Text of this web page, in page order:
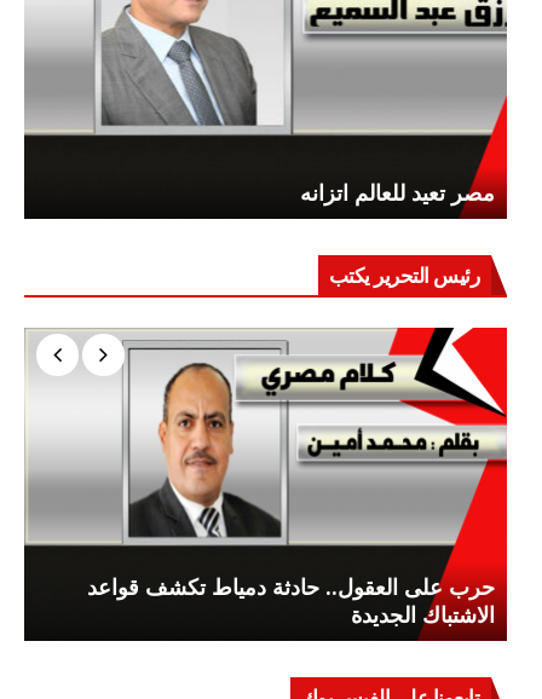
مصر تعيد للعالم اتزانه
رئيس التحرير يكتب
حرب على العقول.. حادثة دمياط تكشف قواعد
الاشتباك الجديدة